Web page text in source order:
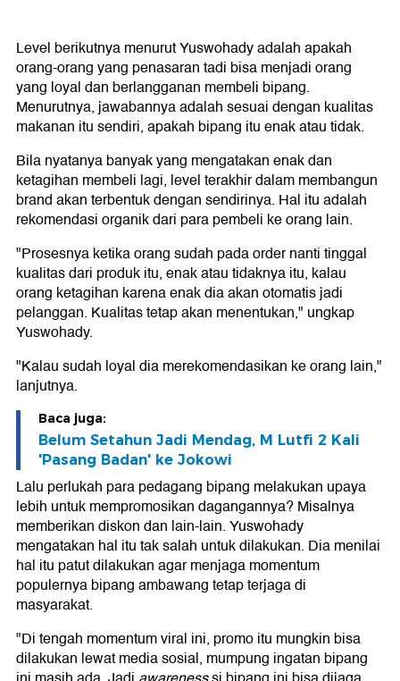
Level berikutnya menurut Yuswohady adalah apakah
orang-orang yang penasaran tadi bisa menjadi orang
yang loyal dan berlangganan membeli bipang.
Menurutnya, jawabannya adalah sesuai dengan kualitas
makanan itu sendiri, apakah bipang itu enak atau tidak.
Bila nyatanya banyak yang mengatakan enak dan
ketagihan membeli lagi, level terakhir dalam membangun
brand akan terbentuk dengan sendirinya. Hal itu adalah
rekomendasi organik dari para pembeli ke orang lain.
"Prosesnya ketika orang sudah pada order nanti tinggal
kualitas dari produk itu, enak atau tidaknya itu, kalau
orang ketagihan karena enak dia akan otomatis jadi
pelanggan. Kualitas tetap akan menentukan," ungkap
Yuswohady.
"Kalau sudah loyal dia merekomendasikan ke orang lain,"
lanjutnya.
Baca juga:
Belum Setahun Jadi Mendag, M Lutfi 2 Kali
'Pasang Badan' ke Jokowi
Lalu perlukah para pedagang bipang melakukan upaya
lebih untuk mempromosikan dagangannya? Misalnya
memberikan diskon dan lain-lain. Yuswohady
mengatakan hal itu tak salah untuk dilakukan. Dia menilai
hal itu patut dilakukan agar menjaga momentum
populernya bipang ambawang tetap terjaga di
masyarakat.
"Di tengah momentum viral ini, promo itu mungkin bisa
dilakukan lewat media sosial, mumpung ingatan bipang